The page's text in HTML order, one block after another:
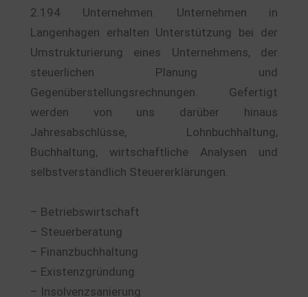
2.194 Unternehmen. Unternehmen in
Langenhagen erhalten Unterstützung bei der
Umstrukturierung eines Unternehmens, der
steuerlichen Planung und
Gegenüberstellungsrechnungen. Gefertigt
werden von uns darüber hinaus
Jahresabschlüsse, Lohnbuchhaltung,
Buchhaltung, wirtschaftliche Analysen und
selbstverständlich Steuererklärungen.
– Betriebswirtschaft
– Steuerberatung
– Finanzbuchhaltung
– Existenzgründung
– Insolvenzsanierung